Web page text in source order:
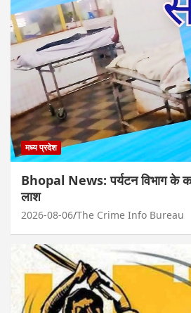
मध्य प्रदेश
Bhopal News: पर्यटन विभाग के
लाश
2026-08-06 The Crime Info Bureau